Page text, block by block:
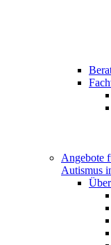
Angebote
Autismus